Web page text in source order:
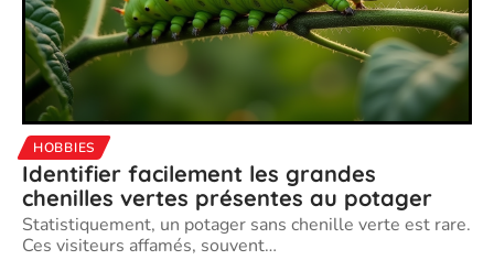
HOBBIES
Identifier facilement les grandes
chenilles vertes présentes au potager
Statistiquement, un potager sans chenille verte est rare.
Ces visiteurs affamés, souvent…